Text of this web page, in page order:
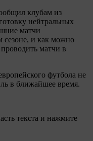
клубам из
нейтральных
матчи
сезоне, и как можно
матчи в
футбола не
в ближайшее время.
текста и нажмите